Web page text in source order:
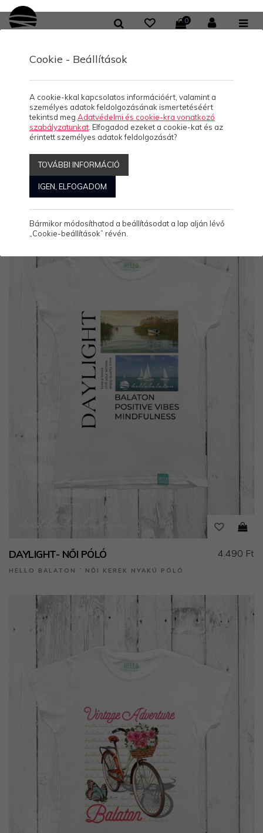
0
Kollekciók
ABC Népszerű Ár
Megjelenítve: 97-120
Összesen: 983 Termék
DAYLIGHT- NŐI PÓLÓ
HELLO BALATON ˙ NŐI KEREK NYAKÚ PÓLÓ
4.490 Ft
Cookie - Beállítások
A cookie-kkal kapcsolatos információért, valamint a
személyes adatok feldolgozásának ismertetéséért
tekintsd meg Adatvédelmi és cookie-kra vonatkozó
szabályzatunkat . Elfogadod ezeket a cookie-kat és az
érintett személyes adatok feldolgozását?
TOVÁBBI INFORMÁCIÓ
IGEN, ELFOGADOM
Bármikor módosíthatod a beállításodat a lap alján lévő
„Cookie-beállítások” révén.